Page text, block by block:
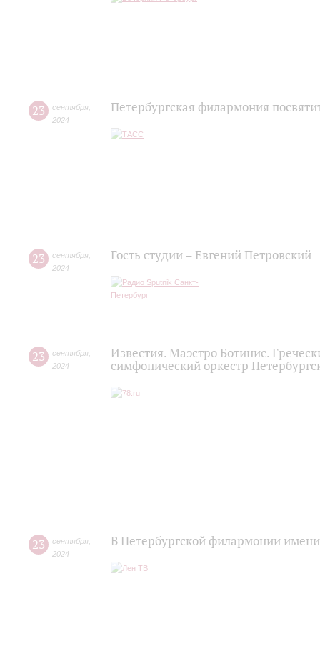
23 сентября
2024
Петербургская филармония
23 сентября
2024
Гость студии – Евгений Петровский
23 сентября
2024
Известия. Маэстро Ботинис.
симфонический оркестр
23 сентября
2024
В Петербургской филармонии